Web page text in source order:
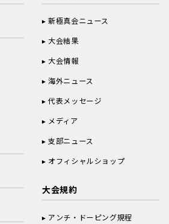
新極真会ニュース
大会結果
大会情報
海外ニュース
代表メッセージ
メディア
支部ニュース
オフィシャルショップ
大会規約
アンチ・ドーピング規程